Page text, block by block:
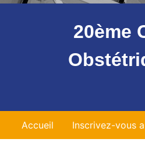
20ème
Accueil Inscrivez-vous